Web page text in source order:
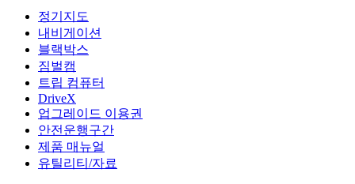
정기지도
내비게이션
블랙박스
짐벌캠
트립 컴퓨터
DriveX
업그레이드 이용권
안전운행구간
제품 매뉴얼
유틸리티/자료